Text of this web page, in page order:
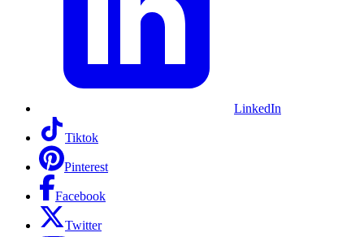
LinkedIn
Tiktok
Pinterest
Facebook
Twitter